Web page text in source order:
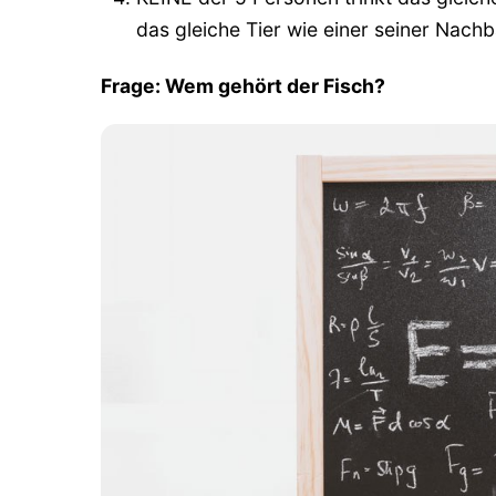
das gleiche Tier wie einer seiner
Frage: Wem gehört der Fisch?